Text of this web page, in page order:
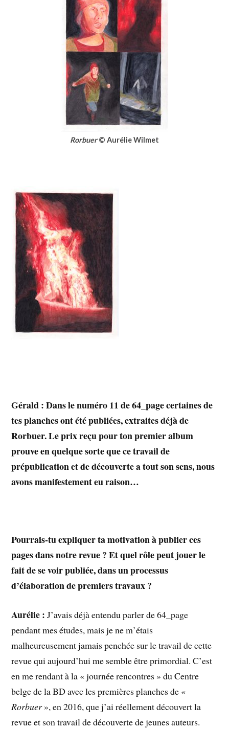
Rorbuer© Aurélie Wilmet
Gérald : Dans le numéro 11 de 64_page certaines de
tes planches ont été publiées, extraites déjà de
Rorbuer. Le prix reçu pour ton premier album
prouve en quelque sorte que ce travail de
prépublication et de découverte a tout son sens, nous
avons manifestement eu raison…
Pourrais-tu expliquer ta motivation à publier ces
pages dans notre revue ? Et quel rôle peut jouer le
fait de se voir publiée, dans un processus
d’élaboration de premiers travaux ?
Aurélie : J’avais déjà entendu parler de 64_page
pendant mes études, mais je ne m’étais
malheureusement jamais penchée sur le travail de cette
revue qui aujourd’hui me semble être primordial. C’est
en me rendant à la « journée rencontres » du Centre
belge de la BD avec les premières planches de «
Rorbuer», en 2016, que j’ai réellement découvert la
revue et son travail de découverte de jeunes auteurs.